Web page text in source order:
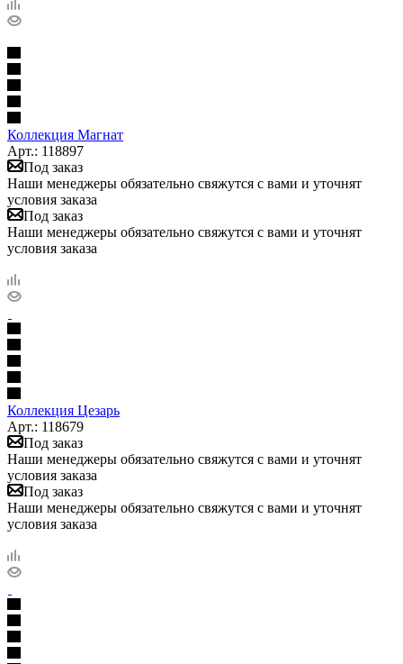
Коллекция Магнат
Арт.: 118897
Под заказ
Наши менеджеры обязательно свяжутся с вами и уточнят
условия заказа
Под заказ
Наши менеджеры обязательно свяжутся с вами и уточнят
условия заказа
Коллекция Цезарь
Арт.: 118679
Под заказ
Наши менеджеры обязательно свяжутся с вами и уточнят
условия заказа
Под заказ
Наши менеджеры обязательно свяжутся с вами и уточнят
условия заказа